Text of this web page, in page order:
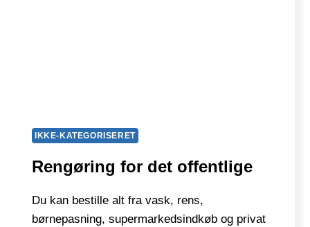
IKKE-KATEGORISERET
Rengøring for det offentlige
Du kan bestille alt fra vask, rens,
børnepasning, supermarkedsindkøb og privat